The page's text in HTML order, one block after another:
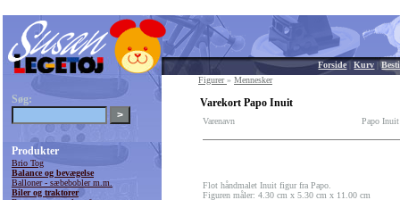
Forside|Kurv |
Søg:
Produkter
Brio Tog
Balance og bevægelse
Balloner - sæbebobler m.m.
Biler og traktorer
Figurer» Mennesker
Varekort Papo Inuit
Varenavn Papo Inuit
Flot håndmalet Inuit figur fra Papo.
Figuren måler: 4.30 cm x 5.30 cm x 11.00 cm